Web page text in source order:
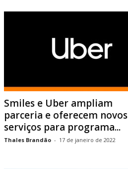
Smiles e Uber ampliam
parceria e oferecem novos
serviços para programa...
Thales Brandão - 17 de janeiro de 2022